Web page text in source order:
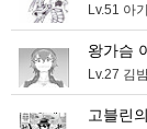
Lv.51 아
왕가슴
Lv.27 김
고블린